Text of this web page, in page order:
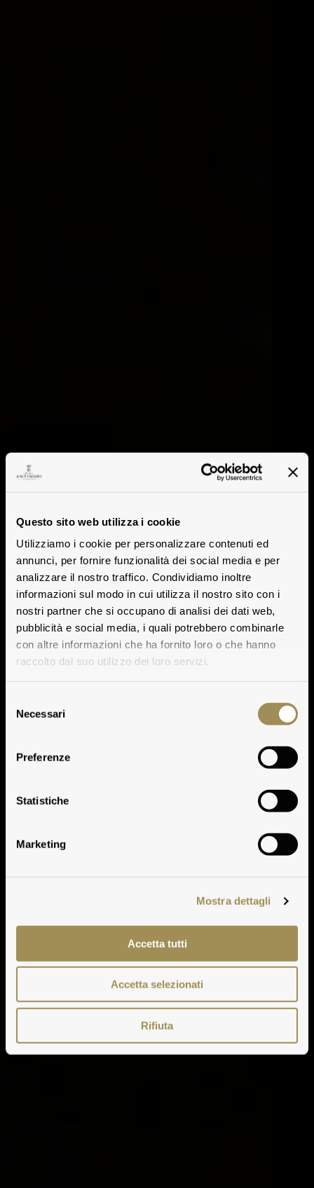
Questo sito web utilizza i cookie
Utilizziamo i cookie per personalizzare contenuti ed
annunci, per fornire funzionalità dei social media e per
analizzare il nostro traffico. Condividiamo inoltre
informazioni sul modo in cui utilizza il nostro sito con i
nostri partner che si occupano di analisi dei dati web,
pubblicità e social media, i quali potrebbero combinarle
con altre informazioni che ha fornito loro o che hanno
raccolto dal suo utilizzo dei loro servizi.
delNecessari
Preferenze
Statistiche
Marketing
Mostra dettagli
Accetta tutti
Accetta selezionati
Rifiuta
Note Degustative